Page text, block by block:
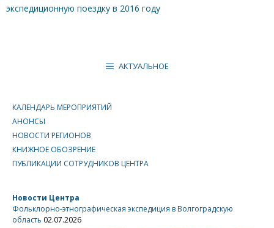
экспедиционную поездку в 2016 году
АКТУАЛЬНОЕ
КАЛЕНДАРЬ МЕРОПРИЯТИЙ
АНОНСЫ
НОВОСТИ РЕГИОНОВ
КНИЖНОЕ ОБОЗРЕНИЕ
ПУБЛИКАЦИИ СОТРУДНИКОВ ЦЕНТРА
Новости Центра
Фольклорно-этнографическая экспедиция в Волгоградскую
область 02.07.2026